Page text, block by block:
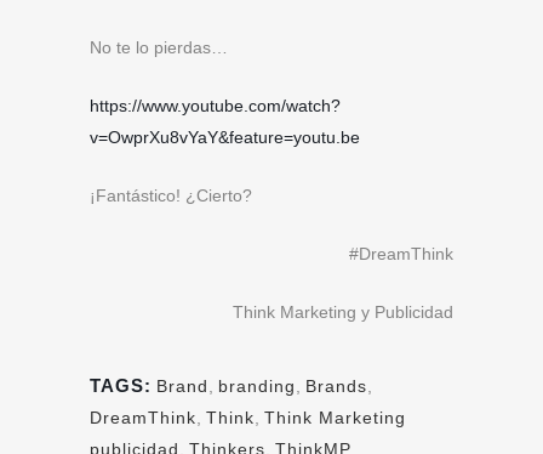
No te lo pierdas…
https://www.youtube.com/watch?
v=OwprXu8vYaY&feature=youtu.be
¡Fantástico! ¿Cierto?
#DreamThink
Think Marketing y Publicidad
TAGS: Brand branding Brands
DreamThink Think Think Marketing
publicidad
Thinkers ThinkMP